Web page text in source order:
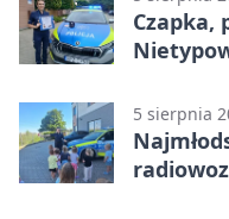
Czapka,
5 sierpnia